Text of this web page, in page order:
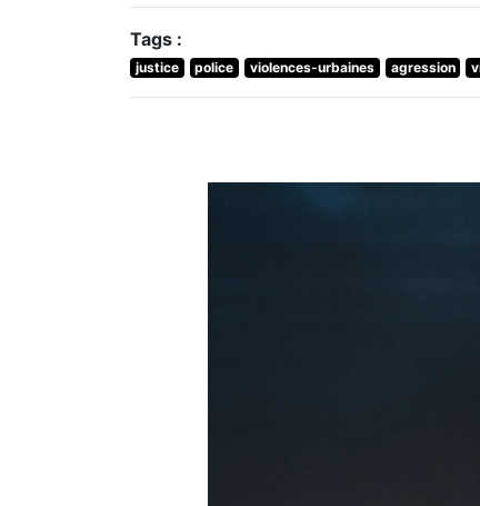
Tags :
justice police violences-urbaines agression